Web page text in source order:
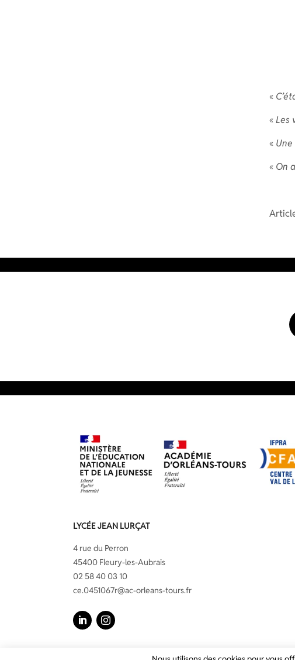
«
«Les
«
« On
LYCÉE JEAN LURÇAT
4 rue du Perron
45400 Fleury-les-Aubrais
02 58 40 03 10
ce.0451067r@ac-orleans-tours.fr